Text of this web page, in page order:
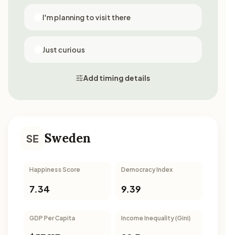
I'm planning to visit there
Just curious
Add timing details
SE Sweden
Happiness Score
7.34
Democracy Index
9.39
GDP Per Capita Income Inequality (Gini)